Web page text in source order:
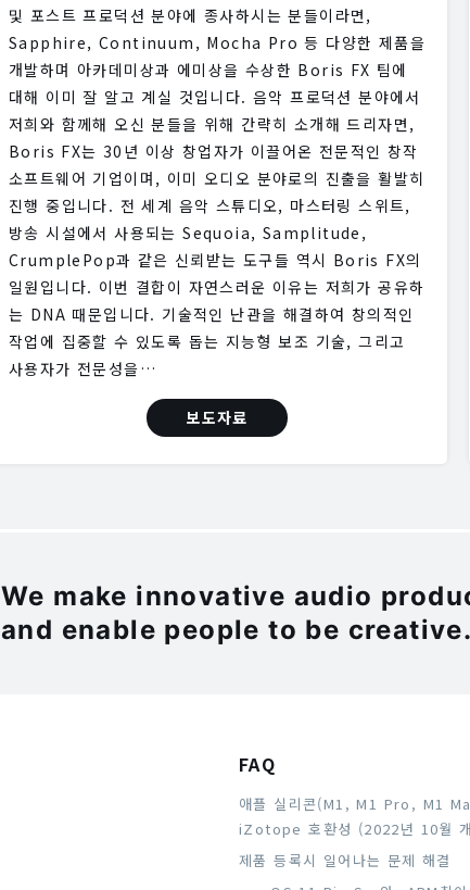
및 포스트 프로덕션 분야에 종사하시는 분들이라면,
Sapphire, Continuum, Mocha Pro 등 다양한 제품을
개발하며 아카데미상과 에미상을 수상한 Boris FX 팀에
대해 이미 잘 알고 계실 것입니다. 음악 프로덕션 분야에서
저희와 함께해 오신 분들을 위해 간략히 소개해 드리자면,
Boris FX는 30년 이상 창업자가 이끌어온 전문적인 창작
소프트웨어 기업이며, 이미 오디오 분야로의 진출을 활발히
진행 중입니다. 전 세계 음악 스튜디오, 마스터링 스위트,
방송 시설에서 사용되는 Sequoia, Samplitude,
CrumplePop과 같은 신뢰받는 도구들 역시 Boris FX의
일원입니다. 이번 결합이 자연스러운 이유는 저희가 공유하
는 DNA 때문입니다. 기술적인 난관을 해결하여 창의적인
작업에 집중할 수 있도록 돕는 지능형 보조 기술, 그리고
사용자가 전문성을…
보도자료
We make innovative audio
and enable people to be creative.
FAQ
애플 실리콘(M1, M1 Pro, M1
iZotope 호환성 (2022년 10월
제품 등록시 일어나는 문제 해결